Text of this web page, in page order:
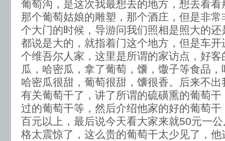
葡萄沟，是这次我最想去的地方，想去看
那个葡萄姑娘的雕塑，那个酒庄，但是非
个大门的时候，导游问我们照相是照大的
都说是大的，就指着门这个地方，但是车
个维吾尔人家，这里是所谓的家访点，好
瓜，哈密瓜，拿了葡萄，馕，馓子等食品
哈密瓜很甜，葡萄很甜，馕很香。后来不
有关葡萄干了，讲了所谓的硫磺熏的葡萄
过的葡萄干等，然后介绍他家的好的葡萄
百元以上，最后说今天看大家来就50元一
格太震惊了，这么贵的葡萄干太少见了，